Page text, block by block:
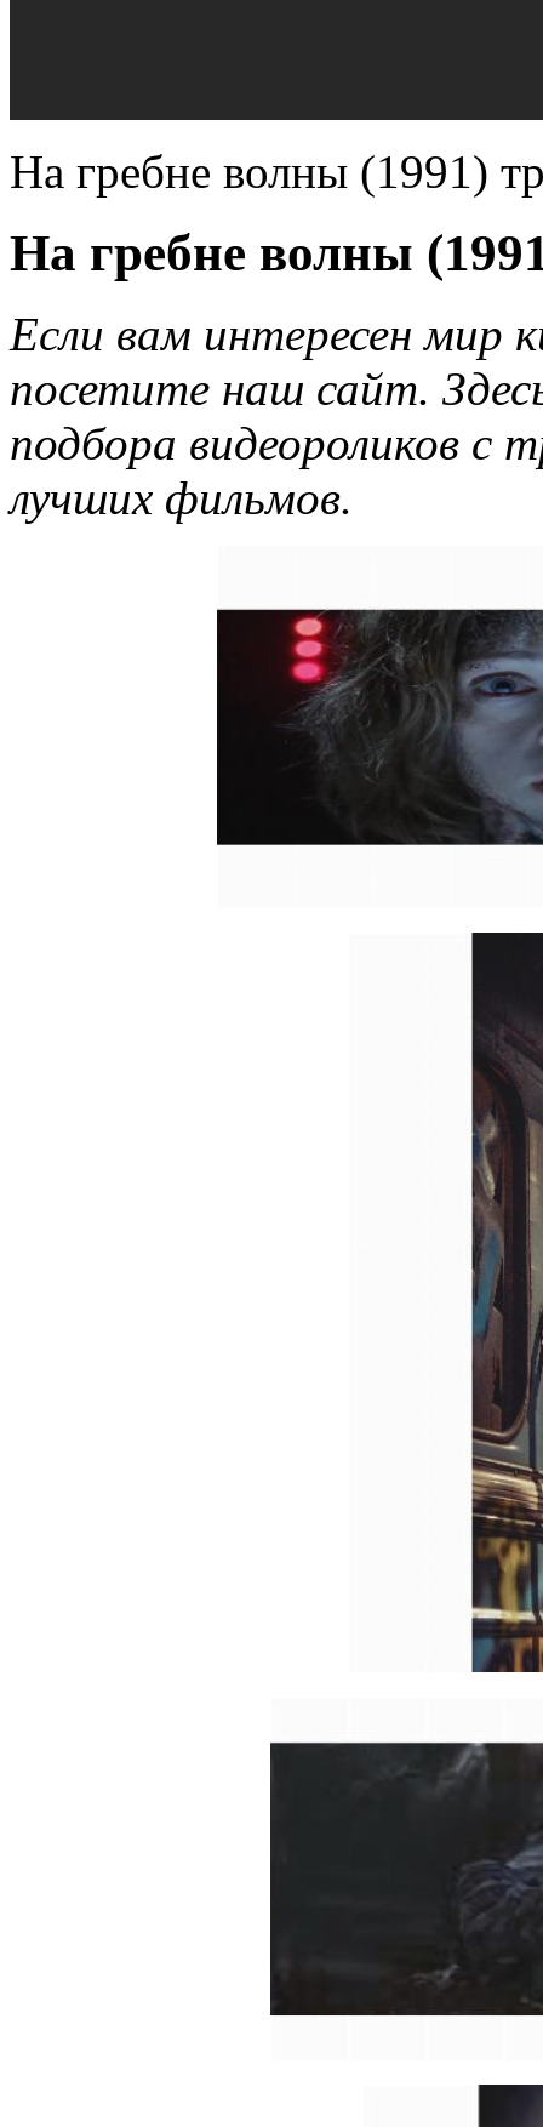
На гребне волны (1991)
На гребне волны
Если вам интересен мир
посетите наш сайт.
подбора видеороликов с
лучших фильмов.